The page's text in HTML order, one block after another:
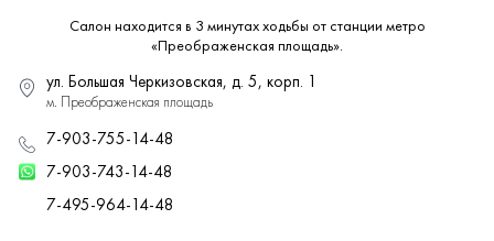
Салон находится в 3 минутах ходьбы от станции метро
«Преображенская площадь».
ул. Большая Черкизовская, д. 5, корп. 1
м. Преображенская площадь
7-903-755-14-48
7-903-743-14-48
7-495-964-14-48